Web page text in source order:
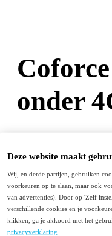
Deze website maakt
Wij, en derde partijen, gebruiken
voorkeuren op te slaan, maar ook
van advertenties). Door op 'Zelf
verschillende cookies en je
klikken, ga je akkoord met het
privacyverklaring
onder
Robotic Process
Intelligent Document
Communications
Agentic AI
Contact